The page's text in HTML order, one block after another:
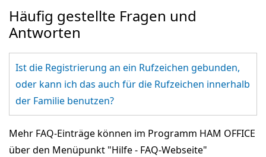
Häufig gestellte Fragen und
Antworten
Ist die Registrierung an ein Rufzeichen gebunden,
oder kann ich das auch für die Rufzeichen innerhalb
der Familie benutzen?
Mehr FAQ-Einträge können im Programm HAM OFFICE
über den Menüpunkt "Hilfe - FAQ-Webseite"